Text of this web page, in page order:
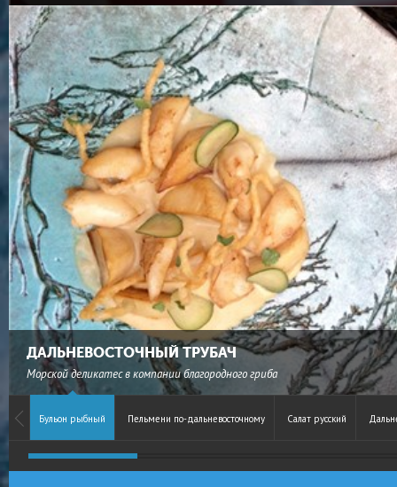
ДАЛЬНЕВОСТОЧНЫЙ ТРУБАЧ
Морской деликатес в компании благородного гриба
Бульон рыбный Пельмени по-дальневосточному Салат русский